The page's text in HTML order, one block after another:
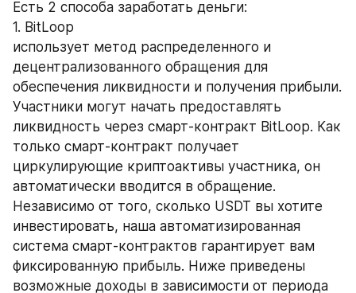
Есть 2 способа заработать деньги:
1. BitLoop
использует метод распределенного и
децентрализованного обращения для
обеспечения ликвидности и получения прибыли.
Участники могут начать предоставлять
ликвидность через смарт-контракт BitLoop. Как
только смарт-контракт получает
циркулирующие криптоактивы участника, он
автоматически вводится в обращение.
Независимо от того, сколько USDT вы хотите
инвестировать, наша автоматизированная
система смарт-контрактов гарантирует вам
фиксированную прибыль. Ниже приведены
возможные доходы в зависимости от периода